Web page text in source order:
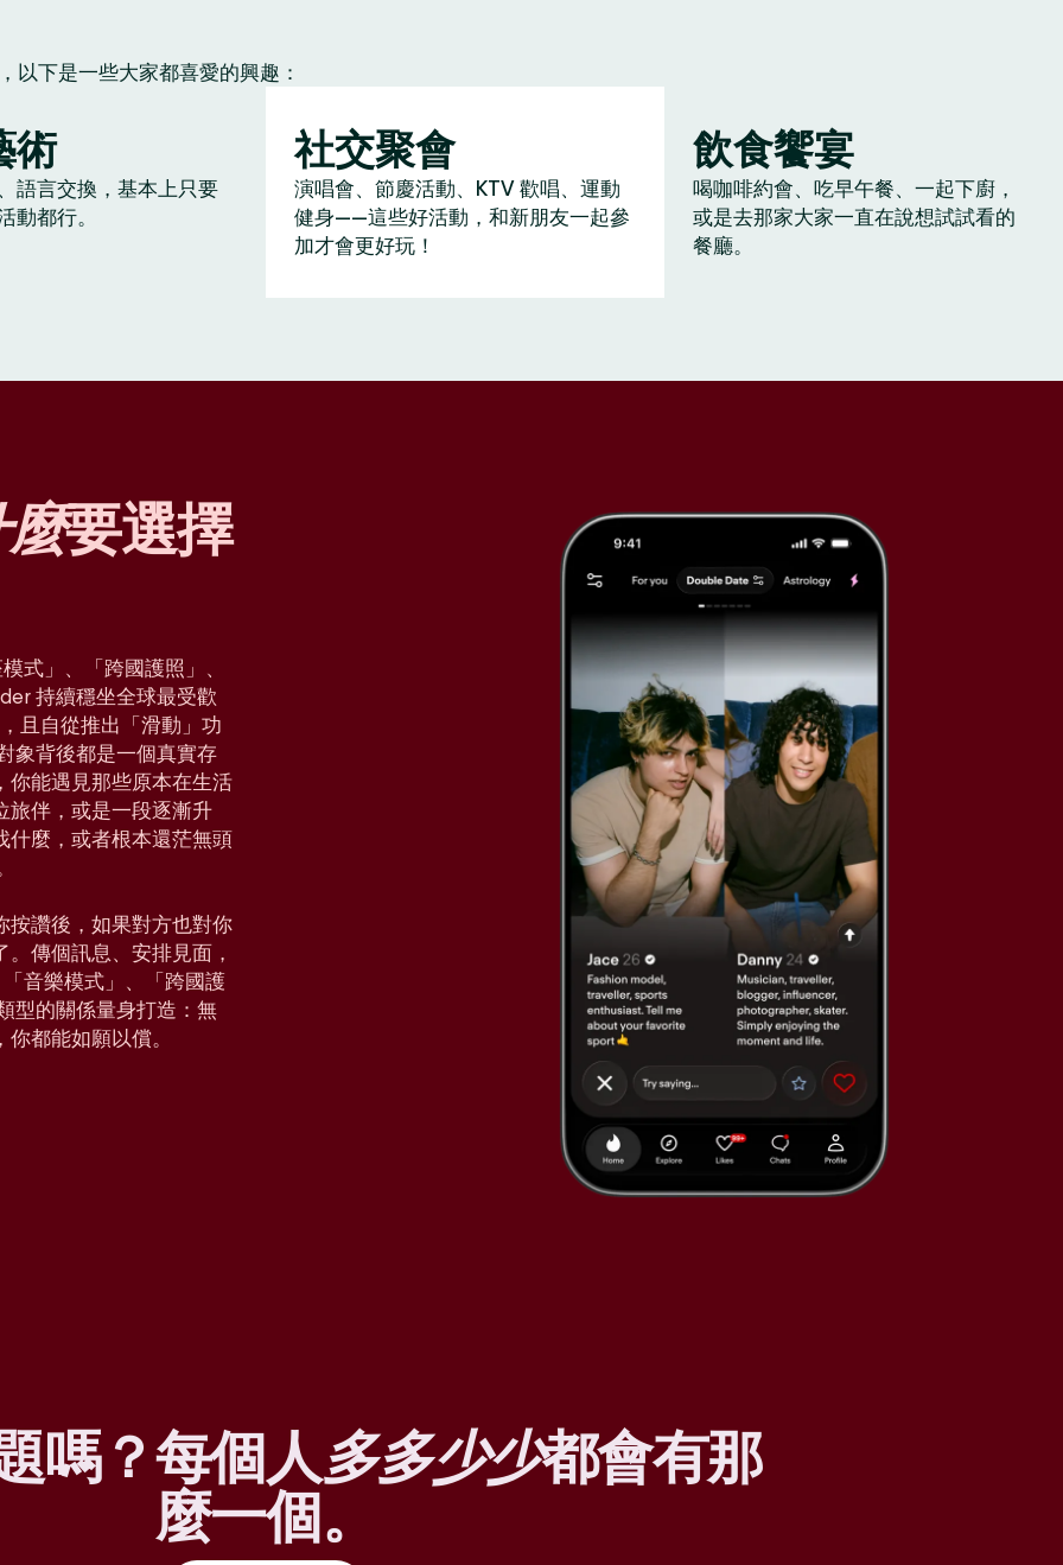
以下是一些大家都喜愛的興趣：
術
語言交換，基本上只要
動都行。
社交聚會
演唱會、節慶活動、KTV 歡唱、運動
健身——這些好活動，和新朋友一起參
加才會更好玩！
飲食饗宴
喝咖啡約會、吃早午餐、一起下廚，
或是去那家大家一直在說想試試看的
餐廳。
要選擇
式」、「跨國護照」、
持續穩坐全球最受歡
且自從推出「滑動」功
象背後都是一個真實存
你能遇見那些原本在生活
旅伴，或是一段逐漸升
什麼，或者根本還茫無頭
按讚後，如果對方也對你
傳個訊息、安排見面，
音樂模式」、「跨國護
型的關係量身打造：無
都能如願以償。
嗎？每個人多多少少都會有那
麼一個。